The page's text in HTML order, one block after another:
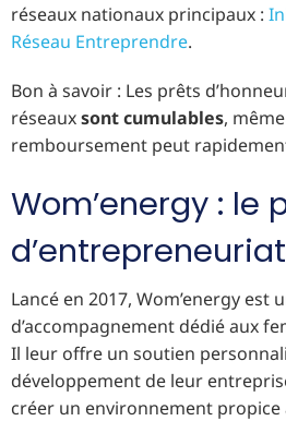
réseaux nationaux principaux :
Réseau Entreprendre.
Bon à savoir : Les prêts
réseauxsont cumulables,
remboursement peut
Wom’energy : le
Lancé en 2017, Wom’energy est
d’accompagnement dédié aux
Il leur offre un soutien
développement de leur
créer un environnement propice